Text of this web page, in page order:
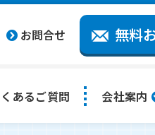
お問合せ 無料
あるご質問 会社案内